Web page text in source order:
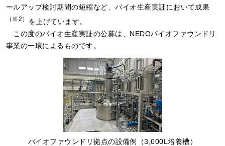
ールアップ検討期間の短縮など、バイオ生産実証において成果
（※2） を上げています。
この度のバイオ生産実証の公募は、NEDOバイオファウンドリ
事業の一環によるものです。
バイオファウンドリ拠点の設備例（3,000L培養槽）